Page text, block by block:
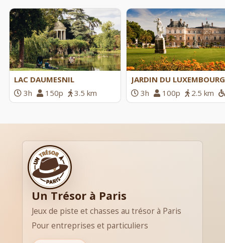
LAC DAUMESNIL
3h
150p 3.5 km
JARDIN DU LUXEMBOURG
3h
100p 2.5 km
Un Trésor à Paris
Jeux de piste et chasses au trésor à Paris
Pour entreprises et particuliers